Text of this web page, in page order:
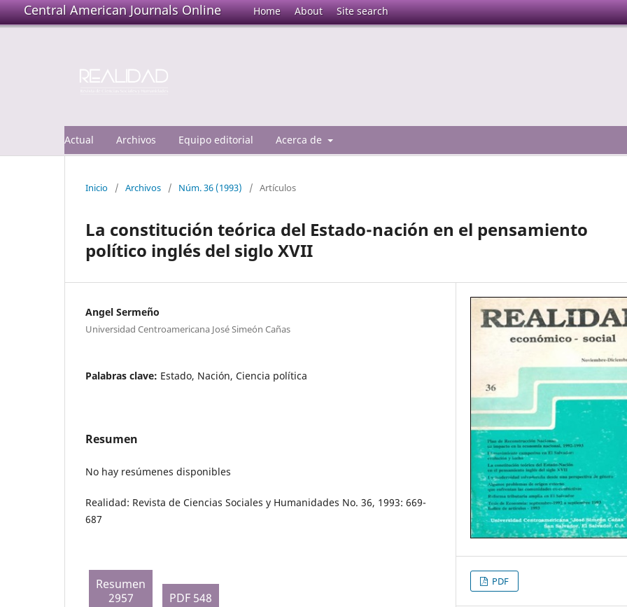
Central American Journals Online Home About Site search
Actual Archivos Equipo editorial Acerca de
Inicio / Archivos / Núm. 36 (1993) / Artículos
La constitución teórica del Estado-nación en el pensamiento
político inglés del siglo XVII
Angel Sermeño
Universidad Centroamericana José Simeón Cañas
Palabras clave: Estado, Nación, Ciencia política
Resumen
No hay resúmenes disponibles
Realidad: Revista de Ciencias Sociales y Humanidades No. 36, 1993: 669-
687
Resumen
2957
PDF 548
PDF